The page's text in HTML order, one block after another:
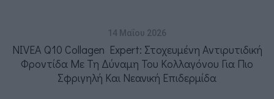
14 Μαΐου 2026
NIVEA Q10 Collagen Expert: Στοχευμένη Αντιρυτιδική
Φροντίδα Με Τη Δύναμη Του Κολλαγόνου Για Πιο
Σφριγηλή Και Νεανική Επιδερμίδα